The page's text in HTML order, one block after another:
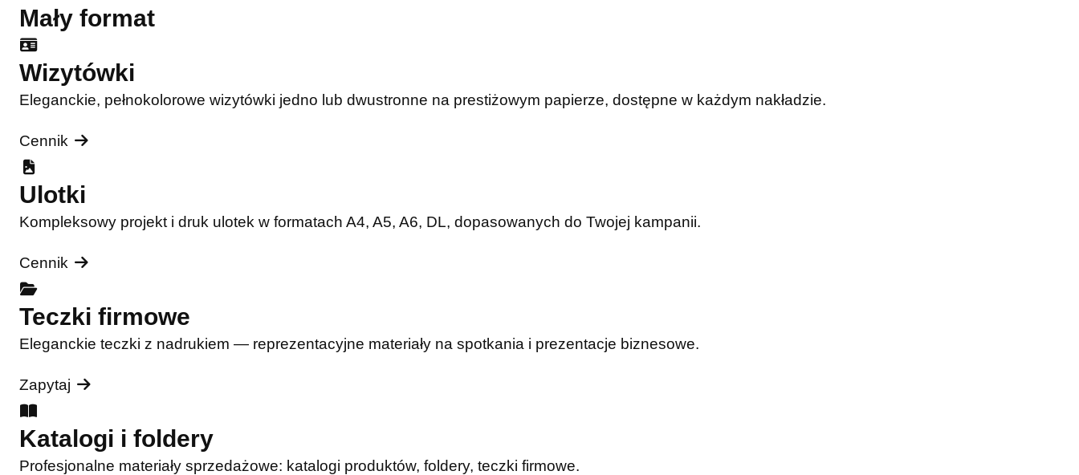
Mały format
Wizytówki
Eleganckie, pełnokolorowe wizytówki jedno lub dwustronne na prestiżowym papierze, dostępne w każdym nakładzie.
Cennik
Ulotki
Kompleksowy projekt i druk ulotek w formatach A4, A5, A6, DL, dopasowanych do Twojej kampanii.
Cennik
Teczki firmowe
Eleganckie teczki z nadrukiem — reprezentacyjne materiały na spotkania i prezentacje biznesowe.
Zapytaj
Katalogi i foldery
Profesjonalne materiały sprzedażowe: katalogi produktów, foldery, teczki firmowe.